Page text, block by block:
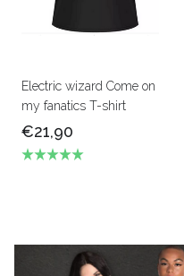
Electric wizard Come on
my fanatics T-shirt
€21,90